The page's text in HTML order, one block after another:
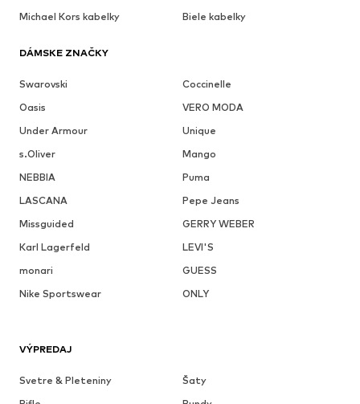
Michael Kors kabelky
Biele kabelky
DÁMSKE ZNAČKY
Swarovski
Coccinelle
Oasis
VERO MODA
Under Armour
Unique
s.Oliver
Mango
NEBBIA
Puma
LASCANA
Pepe Jeans
Missguided
GERRY WEBER
Karl Lagerfeld
LEVI'S
monari
GUESS
Nike Sportswear
ONLY
VÝPREDAJ
Svetre & Pleteniny
Šaty